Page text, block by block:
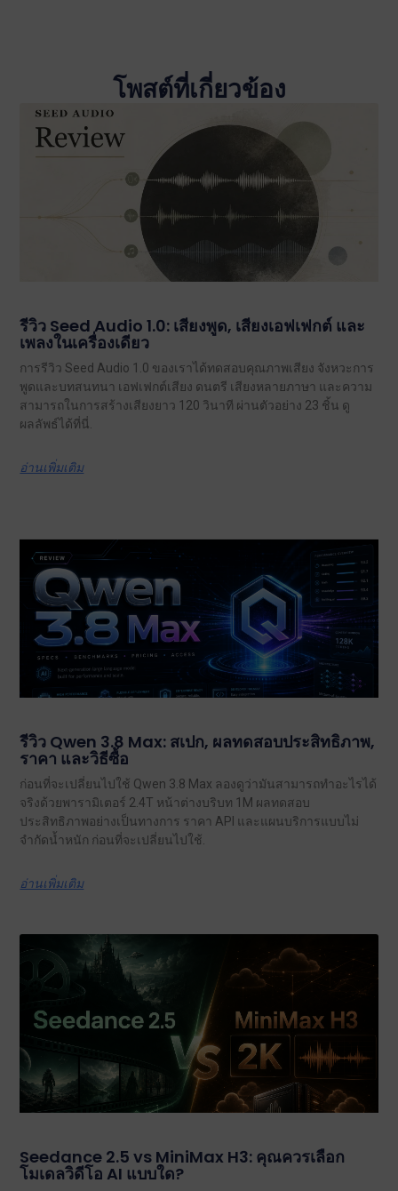
โพสต์ที่เกี่ยวข้อง
รีวิว Seed Audio 1.0: เสียงพูด, เสียงเอฟเฟกต์ และ
เพลงในเครื่องเดียว
การรีวิว Seed Audio 1.0 ของเราได้ทดสอบคุณภาพเสียง จังหวะการ
พูดและบทสนทนา เอฟเฟกต์เสียง ดนตรี เสียงหลายภาษา และความ
สามารถในการสร้างเสียงยาว 120 วินาที ผ่านตัวอย่าง 23 ชิ้น ดู
ผลลัพธ์ได้ที่นี่.
อ่านเพิ่มเติม
รีวิว Qwen 3.8 Max: สเปก, ผลทดสอบประสิทธิภาพ,
ราคา และวิธีซื้อ
ก่อนที่จะเปลี่ยนไปใช้ Qwen 3.8 Max ลองดูว่ามันสามารถทำอะไรได้
จริงด้วยพารามิเตอร์ 2.4T หน้าต่างบริบท 1M ผลทดสอบ
ประสิทธิภาพอย่างเป็นทางการ ราคา API และแผนบริการแบบไม่
จำกัดน้ำหนัก ก่อนที่จะเปลี่ยนไปใช้.
อ่านเพิ่มเติม
Seedance 2.5 vs MiniMax H3: คุณควรเลือก
โมเดลวิดีโอ AI แบบใด?